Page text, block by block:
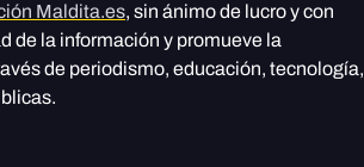
Maldita.es, sin ánimo de lucro y con
de la información y promueve la
de periodismo, educación, tecnología,